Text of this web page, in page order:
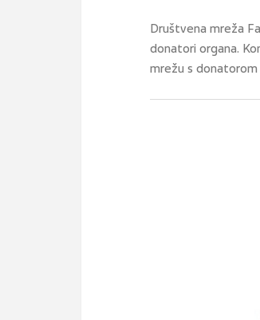
Društvena mreža
donatori organa.
mrežu s